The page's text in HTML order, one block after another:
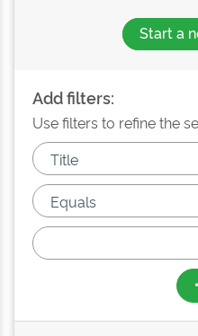
Start a
Add filters:
Use filters to refine the